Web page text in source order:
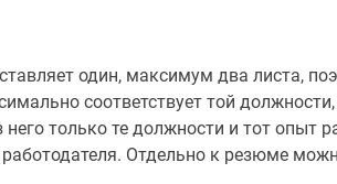
один, максимум два листа,
соответствует той
него только те должности и тот
работодателя. Отдельно к резюме